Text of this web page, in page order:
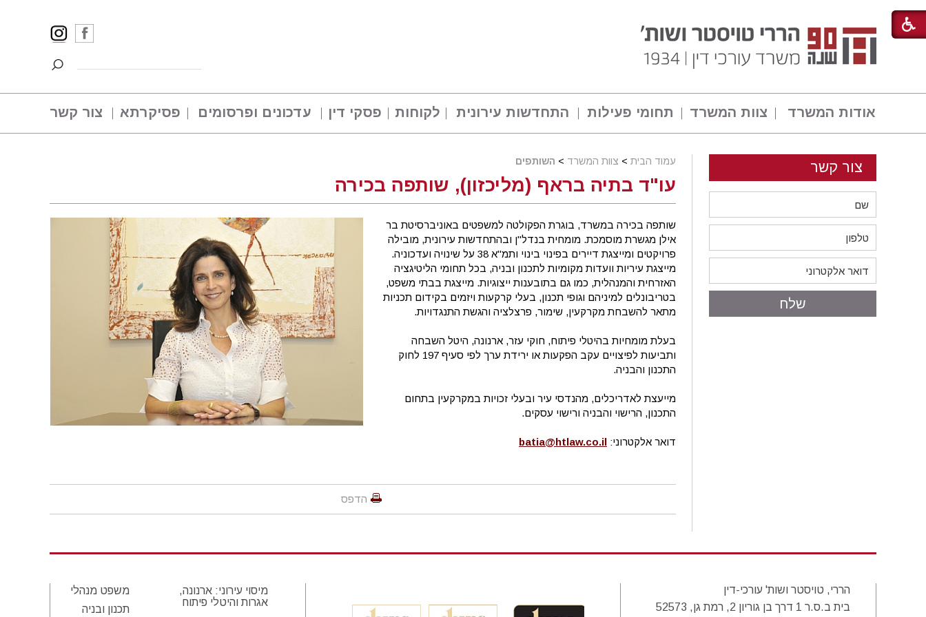
אודות המשרד צוות המשרד תחומי פעילות התחדשות עירונית לקוחות פסקי דין עדכונים ופרסומים פסיקרתא צור קשר
עמוד הבית > צוות המשרד > השותפים
עו"ד בתיה בראף (מליכזון), שותפה בכירה
שותפה בכירה במשרד, בוגרת הפקולטה למשפטים באוניברסיטת בר
אילן מגשרת מוסמכת. מומחית בנדל"ן ובהתחדשות עירונית, מובילה
פרויקטים ומייצגת דיירים בפינוי בינוי ותמ"א 38 על שינויה ועדכוניה.
מייצגת עיריות וועדות מקומיות לתכנון ובניה, בכל תחומי הליטיגציה
האזרחית והמנהלית, כמו גם בתובענות ייצוגיות. מייצגת בבתי משפט,
בטריבונלים למיניהם וגופי תכנון, בעלי קרקעות ויזמים בקידום תכניות
מתאר להשבחת מקרקעין, שימור, פרצלציה והגשת התנגדויות.
בעלת מומחיות בהיטלי פיתוח, חוקי עזר, ארנונה, היטל השבחה
ותביעות לפיצויים עקב הפקעות או ירידת ערך לפי סעיף 197 לחוק
התכנון והבניה.
מייעצת לאדריכלים, מהנדסי עיר ובעלי זכויות במקרקעין בתחום
התכנון, הרישוי והבניה ורישוי עסקים.
דואר אלקטרוני: batia@htlaw.co.il
הדפס
צור קשר
הררי, טויסטר ושות' עורכי-דין
בית ב.ס.ר 1 דרך בן גוריון 2, רמת גן, 52573
מיסוי עירוני: ארנונה,
אגרות והיטלי פיתוח
משפט מנהלי
תכנון ובניה